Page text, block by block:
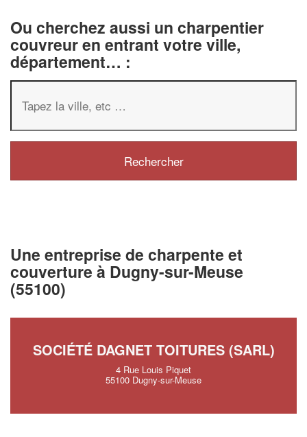
Ou cherchez aussi un charpentier
couvreur en entrant votre ville,
département… :
Une entreprise de charpente et
couverture à Dugny-sur-Meuse
(55100)
SOCIÉTÉ DAGNET TOITURES (SARL)
4 Rue Louis Piquet
55100 Dugny-sur-Meuse